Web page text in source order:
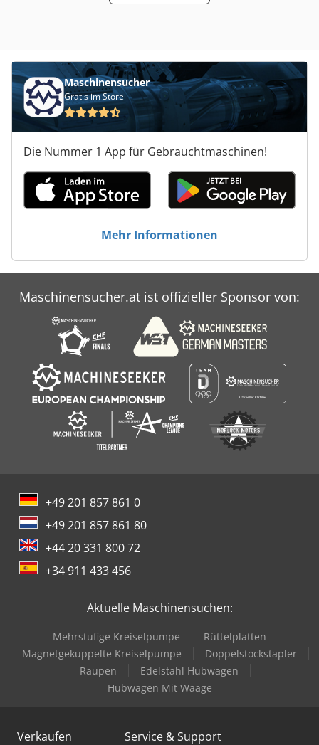
Maschinensucher
Gratis im Store
Die Nummer 1 App für Gebrauchtmaschinen!
Mehr Informationen
Maschinensucher.at ist offizieller Sponsor von:
+49 201 857 861 0
+49 201 857 861 80
+44 20 331 800 72
+34 911 433 456
Aktuelle Maschinensuchen:
Mehrstufige Kreiselpumpe
Rüttelplatten
Magnetgekuppelte Kreiselpumpe
Doppelstockstapler
Raupen
Edelstahl Hubwagen
Hubwagen Mit Waage
Verkaufen Service & Support